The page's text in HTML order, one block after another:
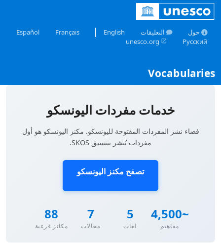
Skip to
حول التعليقات English
Français
Español
Русский
open_in_new
unesco.org
Skosmos
خدمات مفردات اليونسكو
فضاء نشر المفردات المفتوحة لليونسكو. مكنز اليونسكو هو أول
مفردات تُنشر بتنسيق SKOS.
تصفح مكنز اليونسكو
~4,500
مفاهيم
5
لغات
7
مجالات
88
مكانز فرعية